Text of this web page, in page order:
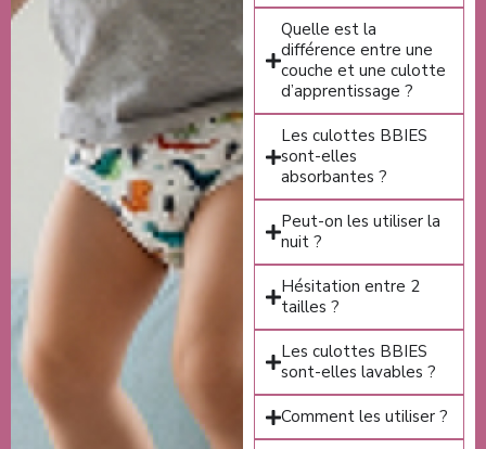
Quelle est la
différence entre une
couche et une culotte
d’apprentissage ?
Les culottes BBIES
sont-elles
absorbantes ?
Peut-on les utiliser la
nuit ?
Hésitation entre 2
tailles ?
Les culottes BBIES
sont-elles lavables ?
Comment les utiliser ?